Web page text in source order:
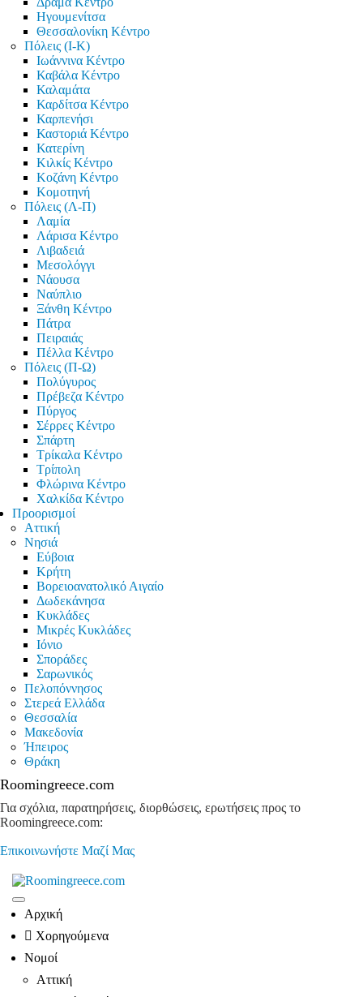
Ηγουμενίτσα
Θεσσαλονίκη Κέντρο
Πόλεις (Ι-Κ)
Ιωάννινα Κέντρο
Καβάλα Κέντρο
Καλαμάτα
Καρδίτσα Κέντρο
Καρπενήσι
Καστοριά Κέντρο
Κατερίνη
Κιλκίς Κέντρο
Κοζάνη Κέντρο
Κομοτηνή
Πόλεις (Λ-Π)
Λαμία
Λάρισα Κέντρο
Λιβαδειά
Μεσολόγγι
Νάουσα
Ναύπλιο
Ξάνθη Κέντρο
Πάτρα
Πειραιάς
Πέλλα Κέντρο
Πόλεις (Π-Ω)
Πολύγυρος
Πρέβεζα Κέντρο
Πύργος
Σέρρες Κέντρο
Σπάρτη
Τρίκαλα Κέντρο
Τρίπολη
Φλώρινα Κέντρο
Χαλκίδα Κέντρο
Προορισμοί
Αττική
Νησιά
Εύβοια
Κρήτη
Βορειοανατολικό Αιγαίο
Δωδεκάνησα
Κυκλάδες
Μικρές Κυκλάδες
Ιόνιο
Σποράδες
Σαρωνικός
Πελοπόννησος
Στερεά Ελλάδα
Θεσσαλία
Μακεδονία
Ήπειρος
Θράκη
Roomingreece.com
Για σχόλια, παρατηρήσεις, διορθώσεις, ερωτήσεις προς το
Roomingreece.com:
Επικοινωνήστε Μαζί Μας
Αρχική
Χορηγούμενα
Νομοί
Αττική